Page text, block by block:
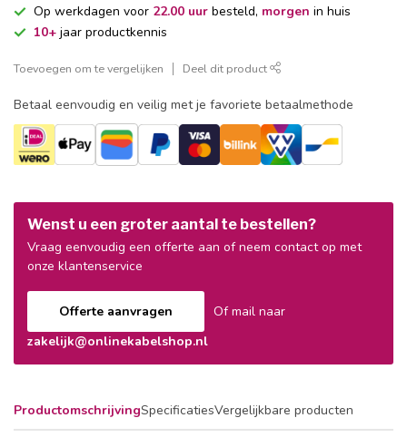
Op werkdagen voor 22.00 uur besteld, morgen in huis
10+ jaar productkennis
Toevoegen om te vergelijken Deel dit product
Betaal eenvoudig en veilig met je favoriete betaalmethode
Wenst u een groter aantal te bestellen?
Vraag eenvoudig een offerte aan of neem contact op met
onze klantenservice
Offerte aanvragen
Of mail naar
zakelijk@onlinekabelshop.nl
ProductomschrijvingSpecificatiesVergelijkbare producten